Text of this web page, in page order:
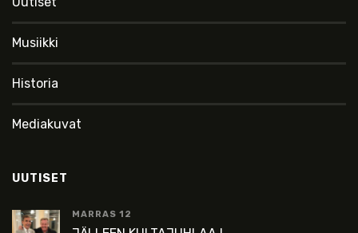
Musiikki
Historia
Mediakuvat
UUTISET
MARRAS 12